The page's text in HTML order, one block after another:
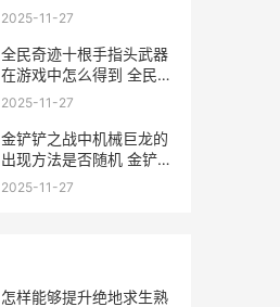
国3挖的卢
2025-11-27
全民奇迹十根手指头武器
在游戏中怎么得到 全民奇
迹v10多少钱
2025-11-27
金铲铲之战中机械巨龙的
出现方法是否随机 金铲铲
之战 人机
2025-11-27
怎样能够提升绝地求生熟